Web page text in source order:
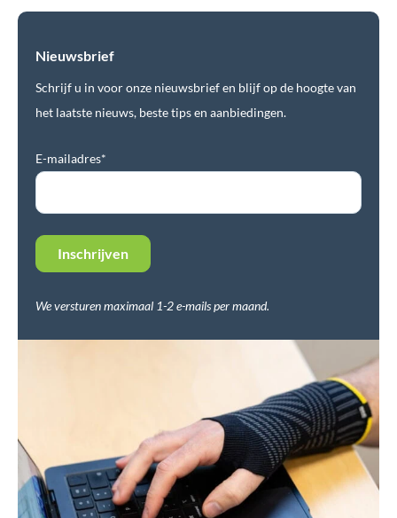
Nieuwsbrief
Schrijf u in voor onze nieuwsbrief en blijf op de hoogte van
het laatste nieuws, beste tips en aanbiedingen.
E-mailadres*
We versturen maximaal 1-2 e-mails per maand.